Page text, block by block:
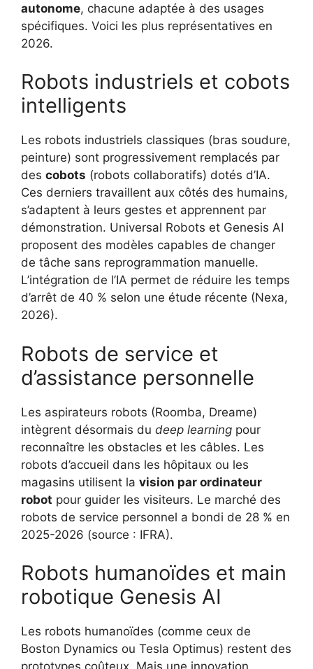
autonome, chacune adaptée à des usages
spécifiques. Voici les plus représentatives en
2026.
Robots industriels et cobots
intelligents
Les robots industriels classiques (bras soudure,
peinture) sont progressivement remplacés par
des cobots (robots collaboratifs) dotés d’IA.
Ces derniers travaillent aux côtés des humains,
s’adaptent à leurs gestes et apprennent par
démonstration. Universal Robots et Genesis AI
proposent des modèles capables de changer
de tâche sans reprogrammation manuelle.
L’intégration de l’IA permet de réduire les temps
d’arrêt de 40 % selon une étude récente (Nexa,
2026).
Robots de service et
d’assistance personnelle
Les aspirateurs robots (Roomba, Dreame)
intègrent désormais du deep learning pour
reconnaître les obstacles et les câbles. Les
robots d’accueil dans les hôpitaux ou les
magasins utilisent la vision par ordinateur
robot pour guider les visiteurs. Le marché des
robots de service personnel a bondi de 28 % en
2025-2026 (source : IFRA).
Robots humanoïdes et main
robotique Genesis AI
Les robots humanoïdes (comme ceux de
Boston Dynamics ou Tesla Optimus) restent des